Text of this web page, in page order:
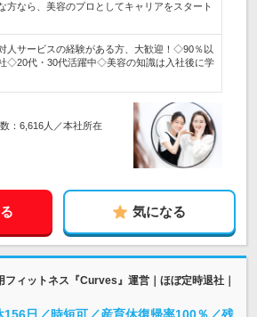
方なら、美容のプロとしてキャリアをスタート
人サービスの経験がある方、大歓迎！◇90％以
◇20代・30代活躍中◇美容の知識は入社後に学
：6,616人／本社所在
気になる
フィットネス『Curves』運営｜ほぼ定時退社｜